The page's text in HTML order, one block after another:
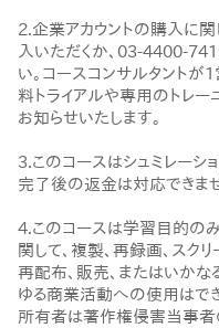
2.企業アカウントの購入に関
入いただくか、03-4400-
い。コースコンサルタントが
料トライアルや専用のトレー
お知らせいたします。
3.このコースはシュミレーシ
完了後の返金は対応できませ
4.このコースは学習目的の
関して、複製、再録画、スク
再配布、販売、またはいかな
ゆる商業活動への使用はで
所有者は著作権侵害当事者